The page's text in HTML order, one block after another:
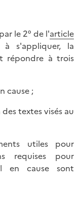
le 2° de l'article
s'appliquer, la
répondre à trois
cause ;
textes visés au
utiles pour
requises pour
en cause sont